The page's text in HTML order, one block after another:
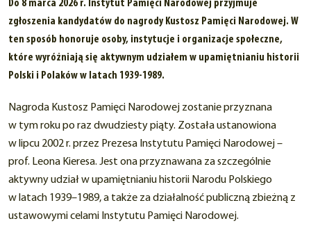
Do 8 marca 2026 r. Instytut Pamięci Narodowej przyjmuje
zgłoszenia kandydatów do nagrody Kustosz Pamięci Narodowej. W
ten sposób honoruje osoby, instytucje i organizacje społeczne,
które wyróżniają się aktywnym udziałem w upamiętnianiu historii
Polski i Polaków w latach 1939-1989.
Nagroda Kustosz Pamięci Narodowej zostanie przyznana
w tym roku po raz dwudziesty piąty. Została ustanowiona
w lipcu 2002 r. przez Prezesa Instytutu Pamięci Narodowej –
prof. Leona Kieresa. Jest ona przyznawana za szczególnie
aktywny udział w upamiętnianiu historii Narodu Polskiego
w latach 1939–1989, a także za działalność publiczną zbieżną z
ustawowymi celami Instytutu Pamięci Narodowej.